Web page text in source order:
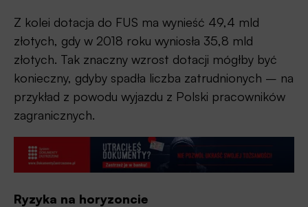
Z kolei dotacja do FUS ma wynieść 49,4 mld
złotych, gdy w 2018 roku wyniosła 35,8 mld
złotych. Tak znaczny wzrost dotacji mógłby być
konieczny, gdyby spadła liczba zatrudnionych – na
przykład z powodu wyjazdu z Polski pracowników
zagranicznych.
Ryzyka na horyzoncie